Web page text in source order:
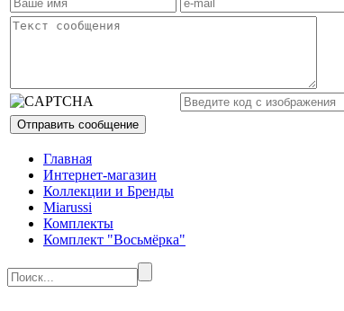
Главная
Интернет-магазин
Коллекции и Бренды
Miarussi
Комплекты
Комплект "Восьмёрка"